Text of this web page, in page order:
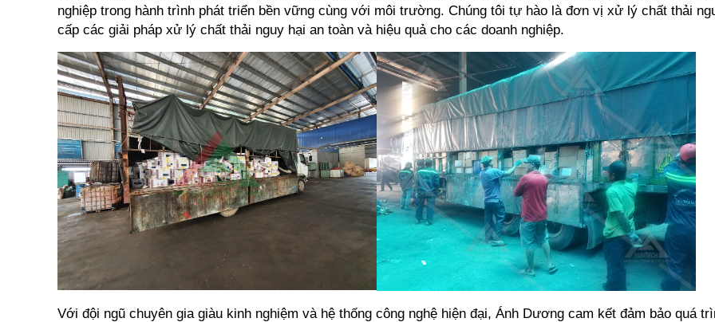
nghiệp trong hành trình phát triển bền vững cùng với môi trường. Chúng tôi tự hào là đơn vị xử lý chất thải
cấp các giải pháp xử lý chất thải nguy hại an toàn và hiệu quả cho các doanh nghiệp.
Với đội ngũ chuyên gia giàu kinh nghiệm và hệ thống công nghệ hiện đại, Ánh Dương cam kết đảm bảo quá